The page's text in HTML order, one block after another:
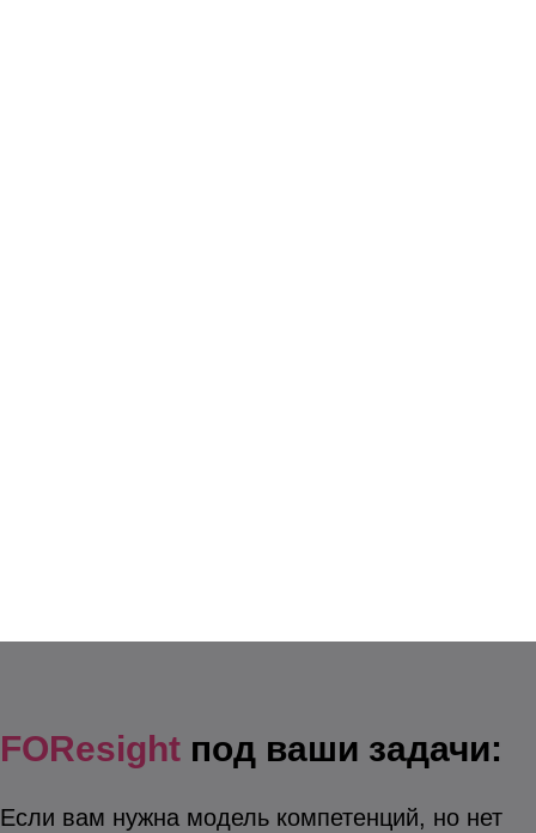
FOResight под ваши задачи:
Если вам нужна модель компетенций, но нет